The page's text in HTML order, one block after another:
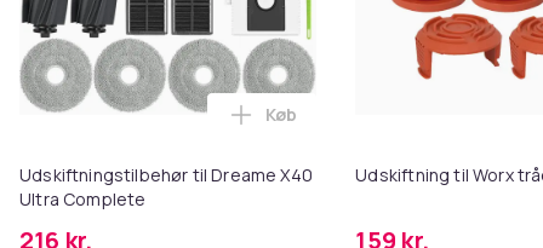
Udskiftningstilbehør til Dreame X40
Ultra Complete
216 kr.
Læg Udskiftningstilbehør til
Køb
Udskiftning til Worx
159 kr.